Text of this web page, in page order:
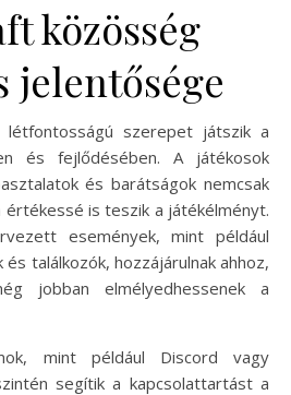
közösség
jelentősége
létfontosságú szerepet játszik a
és fejlődésében. A játékosok
és barátságok nemcsak
is teszik a játékélményt.
események, mint például
találkozók, hozzájárulnak ahhoz,
jobban elmélyedhessenek a
mint például Discord vagy
segítik a kapcsolattartást a